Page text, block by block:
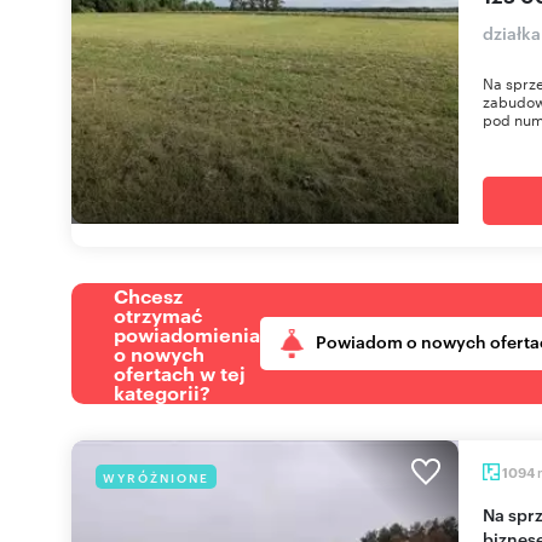
Na
pod
Chcesz
otrzymać
powiadomienia
o nowych
ofertach w tej
kategorii?
Powiadom o nowych
WYRÓŻNIONE 1094
Na sprzedaż działka 1094 m² z domkami i